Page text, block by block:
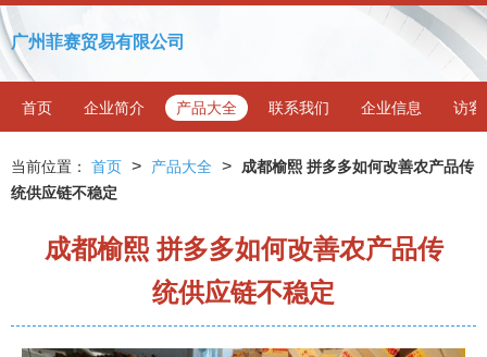
广州菲赛贸易有限公司
首页 企业简介 产品大全 联系我们 企业信息 访客
当前位置： 首页 > 产品大全 >
成都榆熙 拼多多如何改善农产品传
统供应链不稳定
成都榆熙 拼多多如何改善农产品传
统供应链不稳定